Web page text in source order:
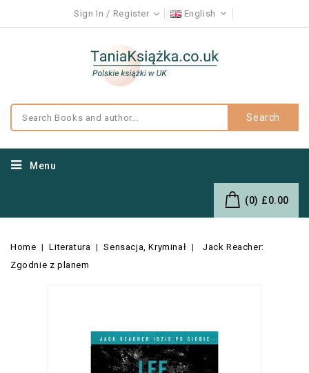
Sign In Register English
Search
Menu
(0) £0.00
Home Literatura Sensacja, Kryminał
Jack Reacher:
Zgodnie z planem